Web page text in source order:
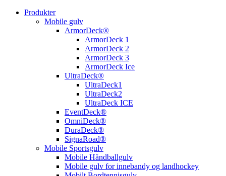
Produkter
Mobile gulv
ArmorDeck®
ArmorDeck 1
ArmorDeck 2
ArmorDeck 3
ArmorDeck Ice
UltraDeck®
UltraDeck1
UltraDeck2
UltraDeck ICE
EventDeck®
OmniDeck®
DuraDeck®
SignaRoad®
Mobile Sportsgulv
Mobile Håndballgulv
Mobile gulv for innebandy og landhockey